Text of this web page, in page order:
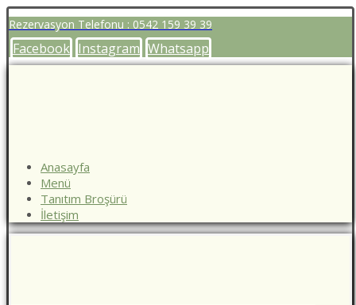
Rezervasyon Telefonu : 0542 159 39 39
Facebook Instagram Whatsapp
Anasayfa
Menü
Tanıtım Broşürü
İletişim